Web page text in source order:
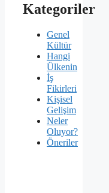
Kategoriler
Genel
Kültür
Hangi
Ülkenin
İş
Fikirleri
Kişisel
Gelişim
Neler
Oluyor?
Öneriler